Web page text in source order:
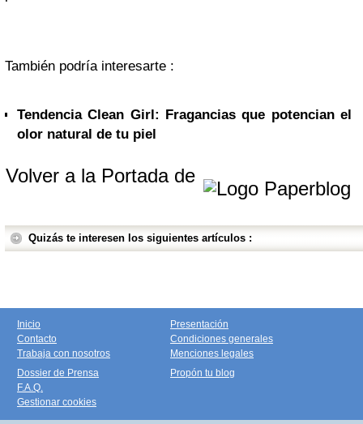
También podría interesarte :
Tendencia Clean Girl: Fragancias que potencian el
olor natural de tu piel
Volver a la Portada de
Quizás te interesen los siguientes artículos :
Inicio
Contacto
Trabaja con nosotros
Presentación
Condiciones generales
Menciones legales
Dossier de Prensa
F.A.Q.
Gestionar cookies
Propón tu blog